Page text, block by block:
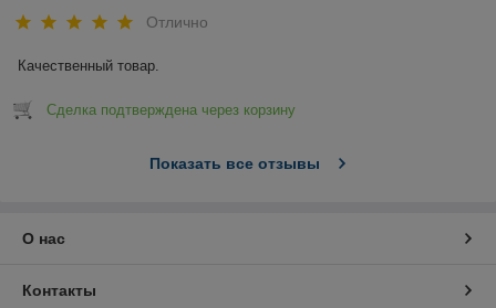
Отлично
Качественный товар.
Сделка подтверждена через корзину
Показать все отзывы
О нас
Контакты